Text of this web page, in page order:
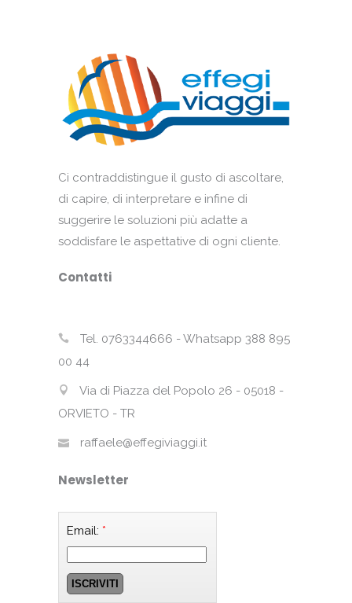
Ci contraddistingue il gusto di ascoltare,
di capire, di interpretare e infine di
suggerire le soluzioni più adatte a
soddisfare le aspettative di ogni cliente.
Contatti
Tel. 0763344666 - Whatsapp 388 895
00 44
Via di Piazza del Popolo 26 - 05018 -
ORVIETO - TR
raffaele@effegiviaggi.it
Newsletter
Email: *